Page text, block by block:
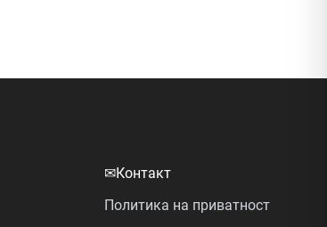
✉Контакт
Политика на приватност